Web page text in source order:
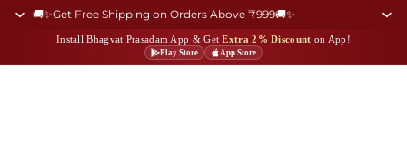
🚚✨Get Free Shipping on Orders Above ₹999🚚✨
Install Bhagvat Prasadam App & GetExtra 2% Discount on App!
Play Store App Store